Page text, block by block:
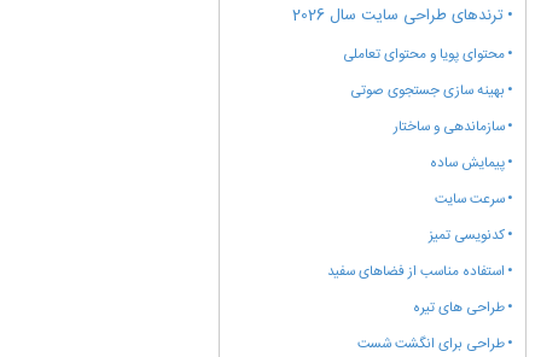
ترندهای طراحی سایت سال 2026
محتوای پویا و محتوای تعاملی
بهینه سازی جستجوی صوتی
سازماندهی و ساختار
پیمایش ساده
سرعت سایت
کدنویسی تمیز
استفاده مناسب از فضاهای سفید
طراحی های تیره
طراحی برای انگشت شست